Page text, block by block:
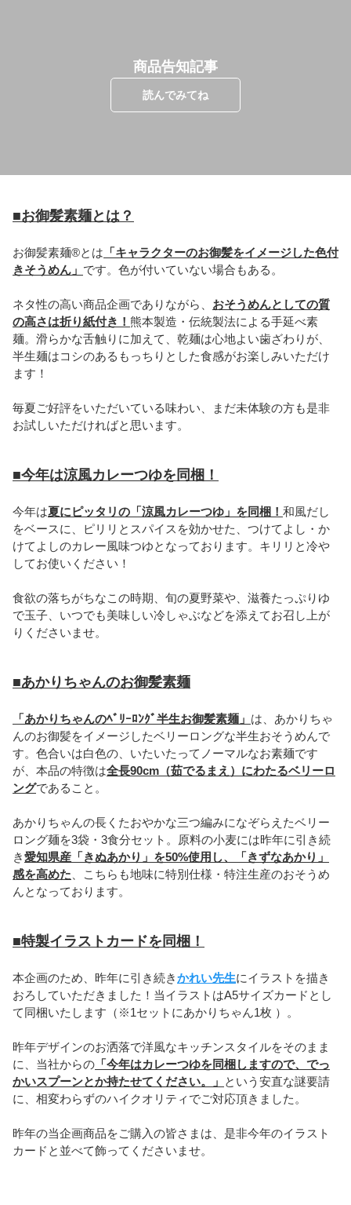
減
ら
す
増
や
す
商品告知記事
読んでみてね
■お御髪素麺とは？
お御髪素麺®とは 「キャラクターのお御髪をイメージした色付
きそうめん」 です。色が付いていない場合もある。
ネタ性の高い商品企画でありながら、 おそうめんとしての質
の高さは折り紙付き！ 熊本製造・伝統製法による手延べ素
麺。滑らかな舌触りに加えて、乾麺は心地よい歯ざわりが、
半生麺はコシのあるもっちりとした食感がお楽しみいただけ
ます！
毎夏ご好評をいただいている味わい、まだ未体験の方も是非
お試しいただければと思います。
■今年は涼風カレーつゆを同梱！
今年は夏にピッタリの「涼風カレーつゆ」を同梱！ 和風だし
をベースに、ピリリとスパイスを効かせた、つけてよし・か
けてよしのカレー風味つゆとなっております。キリリと冷や
してお使いください！
食欲の落ちがちなこの時期、旬の夏野菜や、滋養たっぷりゆ
で玉子、いつでも美味しい冷しゃぶなどを添えてお召し上が
りくださいませ。
■あかりちゃんのお御髪素麺
「あかりちゃんのﾍﾞﾘｰﾛﾝｸﾞ半生お御髪素麺」 は、あかりちゃ
んのお御髪をイメージしたベリーロングな半生おそうめんで
す。色合いは白色の、いたいたってノーマルなお素麺です
が、本品の特徴は全長90cm（茹でるまえ）にわたるベリーロ
ングであること。
あかりちゃんの長くたおやかな三つ編みになぞらえたベリー
ロング麺を3袋・3食分セット。原料の小麦には昨年に引き続
き愛知県産「きぬあかり」を50%使用し、「きずなあかり」
感を高めた 、こちらも地味に特別仕様・特注生産のおそうめ
んとなっております。
■特製イラストカードを同梱！
本企画のため、昨年に引き続きかれい先生にイラストを描き
おろしていただきました！当イラストはA5サイズカードとし
て同梱いたします（※1セットにあかりちゃん1枚 ）。
昨年デザインのお洒落で洋風なキッチンスタイルをそのまま
に、当社からの 「今年はカレーつゆを同梱しますので、でっ
かいスプーンとか持たせてください。」 という安直な謎要請
に、相変わらずのハイクオリティでご対応頂きました。
昨年の当企画商品をご購入の皆さまは、是非今年のイラスト
カードと並べて飾ってくださいませ。